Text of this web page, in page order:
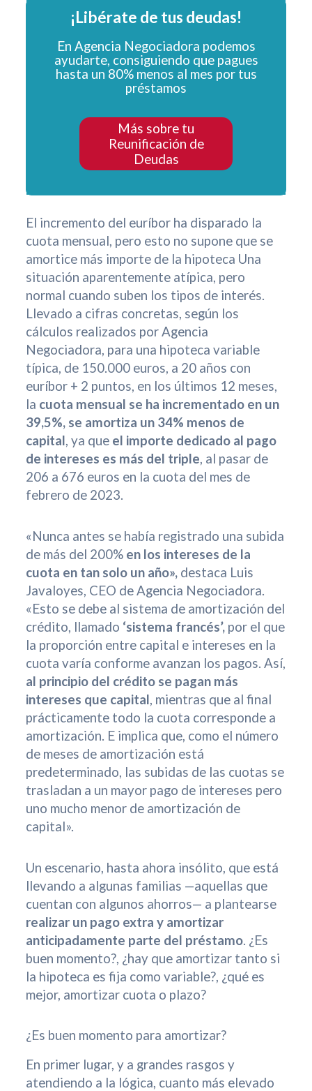
¡Libérate de tus deudas!
En Agencia Negociadora podemos
ayudarte, consiguiendo que pagues
hasta un 80% menos al mes por tus
préstamos
Más sobre tu
Reunificación de
Deudas
El incremento del euríbor ha disparado la
cuota mensual, pero esto no supone que se
amortice más importe de la hipoteca Una
situación aparentemente atípica, pero
normal cuando suben los tipos de interés.
Llevado a cifras concretas, según los
cálculos realizados por Agencia
Negociadora, para una hipoteca variable
típica, de 150.000 euros, a 20 años con
euríbor + 2 puntos, en los últimos 12 meses,
la cuota mensual se ha incrementado en un
39,5%, se amortiza un 34% menos de
capital, ya que el importe dedicado al pago
de intereses es más del triple, al pasar de
206 a 676 euros en la cuota del mes de
febrero de 2023.
«Nunca antes se había registrado una subida
de más del 200% en los intereses de la
cuota en tan solo un año», destaca Luis
Javaloyes, CEO de Agencia Negociadora.
«Esto se debe al sistema de amortización del
crédito, llamado ‘sistema francés’, por el que
la proporción entre capital e intereses en la
cuota varía conforme avanzan los pagos. Así,
al principio del crédito se pagan más
intereses que capital, mientras que al final
prácticamente todo la cuota corresponde a
amortización. E implica que, como el número
de meses de amortización está
predeterminado, las subidas de las cuotas se
trasladan a un mayor pago de intereses pero
uno mucho menor de amortización de
capital».
Un escenario, hasta ahora insólito, que está
llevando a algunas familias —aquellas que
cuentan con algunos ahorros— a plantearse
realizar un pago extra y amortizar
anticipadamente parte del préstamo. ¿Es
buen momento?, ¿hay que amortizar tanto si
la hipoteca es fija como variable?, ¿qué es
mejor, amortizar cuota o plazo?
¿Es buen momento para amortizar?
En primer lugar, y a grandes rasgos y
atendiendo a la lógica, cuanto más elevado